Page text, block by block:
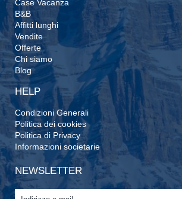
Case Vacanza
B&B
Affitti lunghi
Vendite
Offerte
Chi siamo
Blog
HELP
Condizioni Generali
Politica dei cookies
Politica di Privacy
Informazioni societarie
NEWSLETTER